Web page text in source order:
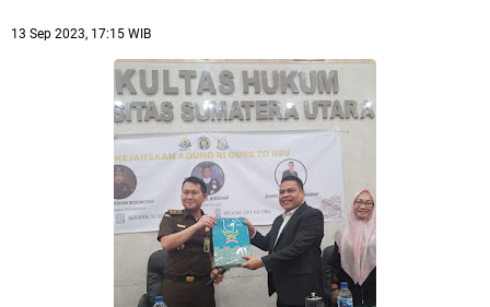
13 Sep 2023, 17:15 WIB